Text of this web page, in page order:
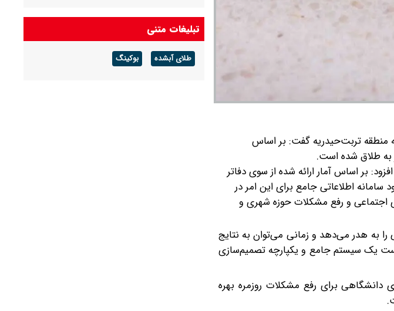
تربت‌حیدریه گفت: بر اساس
به طلاق شده است.
بر اساس آمار ارائه شده از سوی دفاتر
سامانه اطلاعاتی جامع برای این امر در
اجتماعی و رفع مشکلات حوزه شهری و
به هدر می‌دهد و زمانی می‌توان به نتایج
یک سیستم جامع و یکپارچه تصمیم‌سازی
برای رفع مشکلات روزمره بهره
سخنگوی آبفای تهران: وضعیت آب پایتخت پایدار
است/ جیره‌بندی نداریم
تبلیغات متنی
طلای آبشده بوکینگ